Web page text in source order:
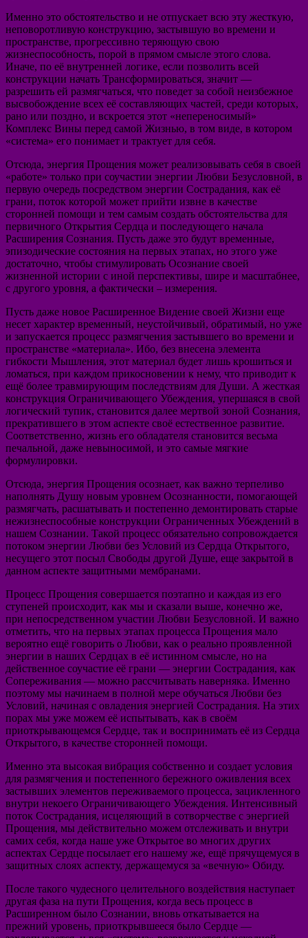
Именно это обстоятельство и не отпускает всю эту жесткую,
неповоротливую конструкцию, застывшую во времени и
пространстве, прогрессивно теряющую свою
жизнеспособность, порой в прямом смысле этого слова.
Иначе, по её внутренней логике, если позволить всей
конструкции начать Трансформироваться, значит —
разрешить ей размягчаться, что поведет за собой неизбежное
высвобождение всех её составляющих частей, среди которых,
рано или поздно, и вскроется этот «непереносимый»
Комплекс Вины перед самой Жизнью, в том виде, в котором
«система» его понимает и трактует для себя.
Отсюда, энергия Прощения может реализовывать себя в своей
«работе» только при соучастии энергии Любви Безусловной, в
первую очередь посредством энергии Сострадания, как её
грани, поток которой может прийти извне в качестве
сторонней помощи и тем самым создать обстоятельства для
первичного Открытия Сердца и последующего начала
Расширения Сознания. Пусть даже это будут временные,
эпизодические состояния на первых этапах, но этого уже
достаточно, чтобы стимулировать Осознание своей
жизненной истории с иной перспективы, шире и масштабнее,
с другого уровня, а фактически – измерения.
Пусть даже новое Расширенное Видение своей Жизни еще
несет характер временный, неустойчивый, обратимый, но уже
и запускается процесс размягчения застывшего во времени и
пространстве «материала». Ибо, без внесена элемента
гибкости Мышления, этот материал будет лишь крошиться и
ломаться, при каждом прикосновении к нему, что приводит к
ещё более травмирующим последствиям для Души. А жесткая
конструкция Ограничивающего Убеждения, упершаяся в свой
логический тупик, становится далее мертвой зоной Сознания,
прекратившего в этом аспекте своё естественное развитие.
Соответственно, жизнь его обладателя становится весьма
печальной, даже невыносимой, и это самые мягкие
формулировки.
Отсюда, энергия Прощения осознает, как важно терпеливо
наполнять Душу новым уровнем Осознанности, помогающей
размягчать, расшатывать и постепенно демонтировать старые
нежизнеспособные конструкции Ограниченных Убеждений в
нашем Сознании. Такой процесс обязательно сопровождается
потоком энергии Любви без Условий из Сердца Открытого,
несущего этот посыл Свободы другой Душе, еще закрытой в
данном аспекте защитными мембранами.
Процесс Прощения совершается поэтапно и каждая из его
ступеней происходит, как мы и сказали выше, конечно же,
при непосредственном участии Любви Безусловной. И важно
отметить, что на первых этапах процесса Прощения мало
вероятно ещё говорить о Любви, как о реально проявленной
энергии в наших Сердцах в её истинном смысле, но на
действенное соучастие её грани — энергии Сострадания, как
Сопереживания — можно рассчитывать наверняка. Именно
поэтому мы начинаем в полной мере обучаться Любви без
Условий, начиная с овладения энергией Сострадания. На этих
порах мы уже можем её испытывать, как в своём
приоткрывающемся Сердце, так и воспринимать её из Сердца
Открытого, в качестве сторонней помощи.
Именно эта высокая вибрация собственно и создает условия
для размягчения и постепенного бережного оживления всех
застывших элементов переживаемого процесса, зацикленного
внутри некоего Ограничивающего Убеждения. Интенсивный
поток Сострадания, исцеляющий в сотворчестве с энергией
Прощения, мы действительно можем отслеживать и внутри
самих себя, когда наше уже Открытое во многих других
аспектах Сердце посылает его нашему же, ещё прячущемуся в
защитных слоях аспекту, держащемуся за «вечную» Обиду.
После такого чудесного целительного воздействия наступает
другая фаза на пути Прощения, когда весь процесс в
Расширенном было Сознании, вновь откатывается на
прежний уровень, приоткрывшееся было Сердце —